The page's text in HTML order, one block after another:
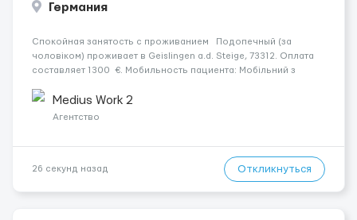
Германия
Спокойная занятость с проживанием Подопечный (за
чоловіком) проживает в Geislingen a.d. Steige, 73312. Оплата
составляет 1300 €. Мобильность пациента: Мобільний з
ясному розумі. Ночью: Спить не прокидаючись. ...
Medius Work 2
Агентство
26 секунд назад Откликнуться